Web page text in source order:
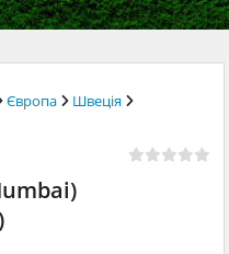
Європа
Швеція